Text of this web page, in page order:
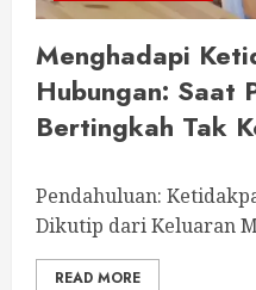
Menghadapi
Hubungan: Saat
Bertingkah Tak
Pendahuluan:
Dikutip dari Keluaran
READ MORE